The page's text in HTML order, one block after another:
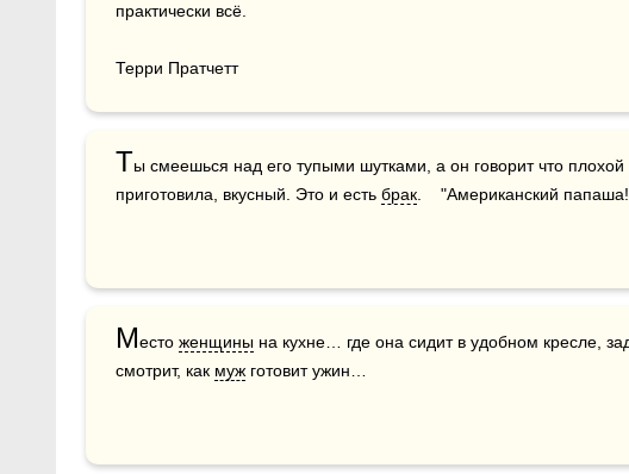
практически всё.
Терри Пратчетт
Ты смеешься над его тупыми шутками, а он говорит что
приготовила, вкусный. Это и есть брак .    "Американский
Место женщины на кухне… где она сидит в удобном кресле,
смотрит, как муж готовит ужин…